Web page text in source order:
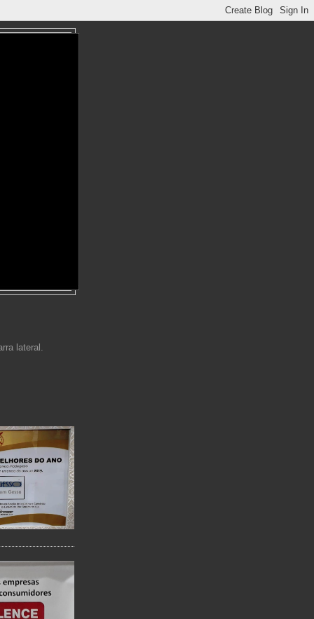
lateral.